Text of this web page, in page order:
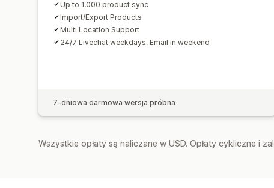
Up to 1,000 product sync
Import/Export Products
Multi Location Support
24/7 Livechat weekdays, Email in weekend
7-dniowa darmowa wersja próbna
Wszystkie opłaty są naliczane w USD. Opłaty cykliczne i